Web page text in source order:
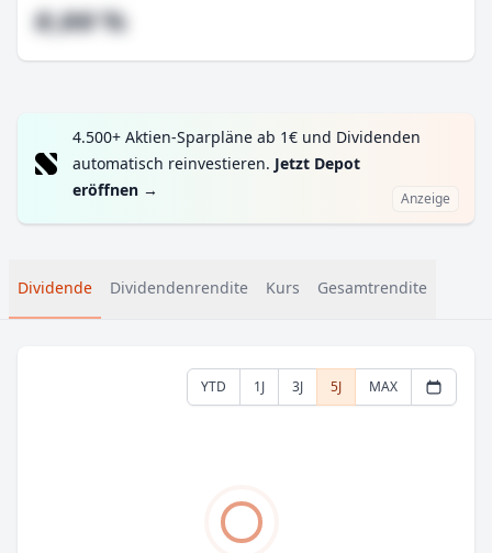
#,## %
4.500+ Aktien-Sparpläne ab 1€ und Dividenden
automatisch reinvestieren. Jetzt Depot
eröffnen → Anzeige
Dividende Dividendenrendite Kurs Gesamtrendite
YTD 1J 3J 5J MAX